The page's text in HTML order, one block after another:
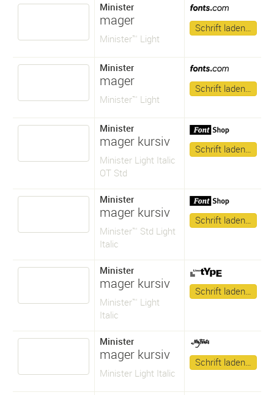
Minister
mager
Minister™ Light
Schrift laden…
Minister
mager
Minister™ Light
Schrift laden…
Minister
mager kursiv
Minister Light Italic
OT Std
Schrift laden…
Minister
mager kursiv
Minister™ Std Light
Italic
Schrift laden…
Minister
mager kursiv
Minister™ Light
Italic
Schrift laden…
Minister
mager kursiv
Minister Light Italic
Schrift laden…